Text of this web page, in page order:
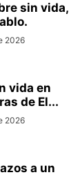
sin vida,
2026
vida en
de El...
2026
a un